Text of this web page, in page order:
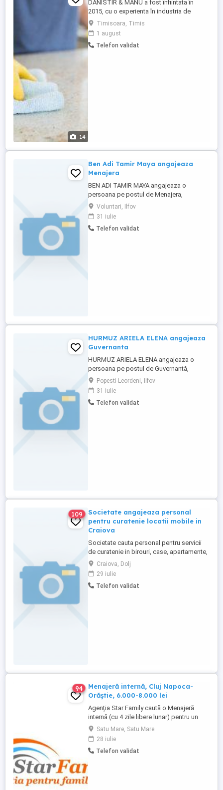
14
DANISTIR & MANU a fost înfiintata în
2015, cu o experienta în industria de
curatenie Suntem o companie de
curatenie specializata care ofera servicii
Profesionale tuturor clientilor nostri,
garantand tot ceea ce facem. DANISTIR &
Timisoara, Timis
1 august
Telefon validat
Ben Adi Tamir Maya angajeaza
Menajera
BEN ADI TAMIR MAYA angajeaza o
persoana pe postul de Menajera,
cunoscatoare a limbii engleze.Interviul va
fi in Pipera Tunari, nr 198, Vila 29, Voluntari
judetul Ilfov, in data de 03 august 2026,
ora 09:30.
Voluntari, Ilfov
31 iulie
Telefon validat
HURMUZ ARIELA ELENA angajeaza
Guvernanta
HURMUZ ARIELA ELENA angajeaza o
persoana pe postul de Guvernantă,
cunoscatoare a limbii engleze.Interviul va
fi in Popești-Leordeni, str. Căzănești nr. 2A,
judetul Ilfov, in data de 03 august 2026,
ora 09:30.
Popesti-Leordeni, Ilfov
31 iulie
Telefon validat
109
Societate angajeaza personal
pentru curatenie locatii mobile in
Craiova
Societate cauta personal pentru servicii
de curatenie in birouri, case, apartamente,
scari de bloc, depozite. programul de
lucru este de luni pana vineri, 8 ore si 30
min pauza de masa. Salariul ajunge la
2500-3000 lei, in functie de experienta.
Craiova, Dolj
29 iulie
Telefon validat
94
Menajeră internă, Cluj Napoca-
Orăștie, 6.000-8.000 lei
Agenția Star Family caută o Menajeră
internă (cu 4 zile libere lunar) pentru un
domn, ce locuiește alternativ, în 2 locații
(vilă cu 5 camere în Cluj Napoca și vilă cu 4
camere în Orăștie). Cerințe: - experiență pe
un post similar, - studii medii, - permis
Satu Mare, Satu Mare
28 iulie
Telefon validat